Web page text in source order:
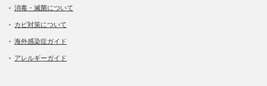
消毒・滅菌について
カビ対策について
海外感染症ガイド
アレルギーガイド